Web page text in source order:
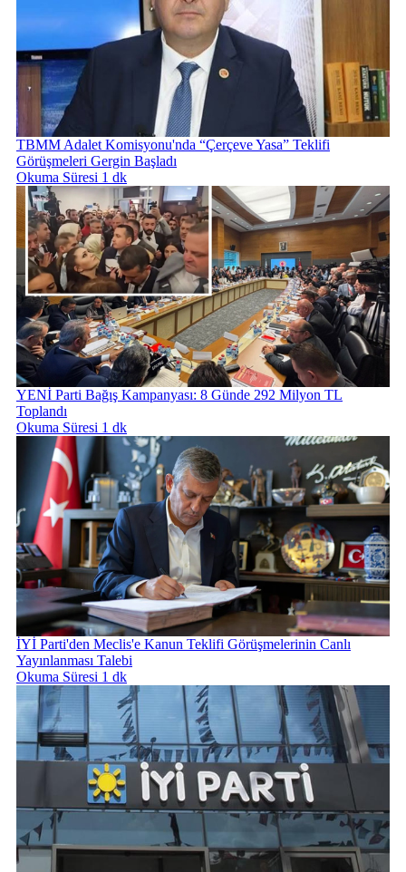
TBMM Adalet Komisyonu'nda “Çerçeve Yasa” Teklifi
Görüşmeleri Gergin Başladı
Okuma Süresi 1 dk
YENİ Parti Bağış Kampanyası: 8 Günde 292 Milyon TL
Toplandı
Okuma Süresi 1 dk
İYİ Parti'den Meclis'e Kanun Teklifi Görüşmelerinin Canlı
Yayınlanması Talebi
Okuma Süresi 1 dk